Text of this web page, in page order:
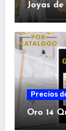
Joyas
Precios
Oro 14